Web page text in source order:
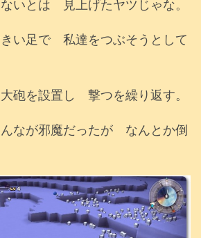
いとは 見上げたヤツじゃな。
い足で 私達をつぶそうとして
砲を設置し 撃つを繰り返す。
なが邪魔だったが なんとか倒